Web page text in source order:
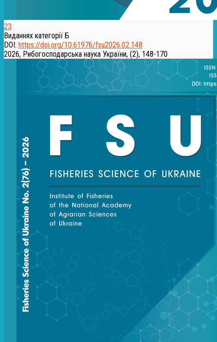
23
Виданнях категорії Б
DOI: https://doi.org/10.61976/fsu2026.02.148
2026, Рибогосподарська наука України, (2), 148-170